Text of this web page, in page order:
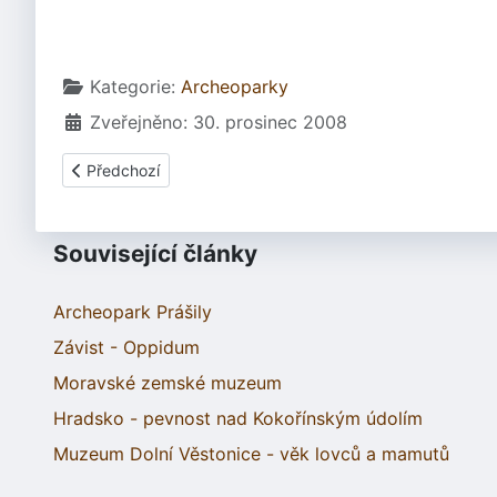
Základní údaje
Kategorie: Archeoparky
Zveřejněno: 30. prosinec 2008
Předchozí článek: Keltská usedlost Isarno Letovice
Předchozí
Související články
Archeopark Prášily
Závist - Oppidum
Moravské zemské muzeum
Hradsko - pevnost nad Kokořínským údolím
Muzeum Dolní Věstonice - věk lovců a mamutů